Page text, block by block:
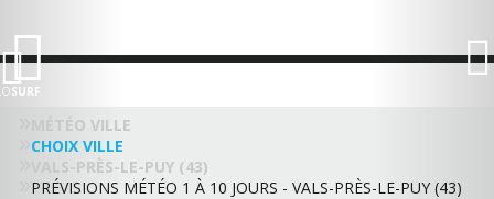
SURF
MÉTÉO VILLE
CHOIX VILLE
VALS-PRÈS-LE-PUY (43)
PRÉVISIONS MÉTÉO 1 À 10 JOURS - VALS-PRÈS-LE-PUY (43)